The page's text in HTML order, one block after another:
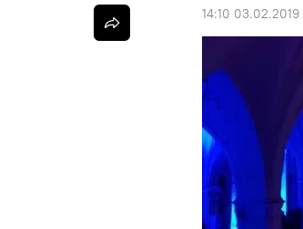
14:10 03.02.2019